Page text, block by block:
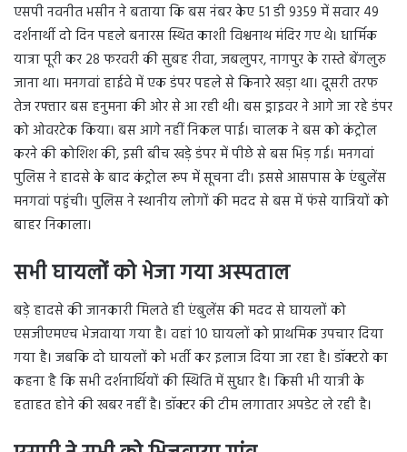
एसपी नवनीत भसीन ने बताया कि बस नंबर केए 51 डी 9359 में सवार 49
दर्शनार्थी दो दिन पहले बनारस स्थित काशी विश्वनाथ मंदिर गए थे। धार्मिक
यात्रा पूरी कर 28 फरवरी की सुबह रीवा, जबलुपर, नागपुर के रास्ते बेंगलुरु
जाना था। मनगवां हाईवे में एक डंपर पहले से किनारे खड़ा था। दूसरी तरफ
तेज रफ्तार बस हनुमना की ओर से आ रही थी। बस ड्राइवर ने आगे जा रहे डंपर
को ओवरटेक किया। बस आगे नहीं निकल पाई। चालक ने बस को कंट्रोल
करने की कोशिश की, इसी बीच खड़े डंपर में पीछे से बस भिड़ गई। मनगवां
पुलिस ने हादसे के बाद कंट्रोल रूप में सूचना दी। इससे आसपास के एंबुलेंस
मनगवां पहुंची। पुलिस ने स्थानीय लोगों की मदद से बस में फंसे यात्रियों को
बाहर निकाला।
सभी घायलों को भेजा गया अस्पताल
बड़े हादसे की जानकारी मिलते ही एंबुलेंस की मदद से घायलों को
एसजीएमएच भेजवाया गया है। वहां 10 घायलों को प्राथमिक उपचार दिया
गया है। जबकि दो घायलों को भर्ती कर इलाज दिया जा रहा है। डॉक्टरो का
कहना है कि सभी दर्शनार्थियों की स्थिति में सुधार है। किसी भी यात्री के
हताहत होने की ​खबर नहीं है। डॉक्टर की टीम लगातार अपडेट ले रही है।